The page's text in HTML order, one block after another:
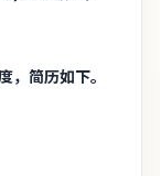
，简历如下。